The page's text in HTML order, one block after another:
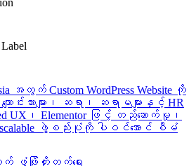
အတွက် Custom WordPress Website ကို
င်းသားများ၊ ဆရာ၊ ဆရာမများနှင့် HR
UX၊ Elementor ဖြင့် တည်ဆောက်မှု၊
ဖွဲ့စည်းပုံကို ပါဝင်အောင် စီမံ